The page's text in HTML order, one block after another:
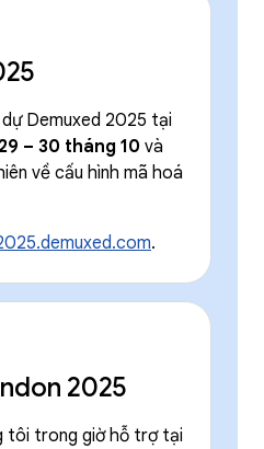
Demuxed 2025 tại
– 30 tháng 10 và
về cấu hình mã hoá
.
2025
tôi trong giờ hỗ trợ tại